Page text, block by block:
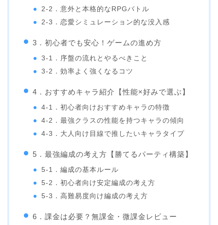
2-2．意外と本格的なRPGバトル
2-3．恋愛シミュレーション的な没入感
3．初心者でも安心！ゲームの進め方
3-1．序盤の流れとやるべきこと
3-2．効率よく強くなるコツ
4．おすすめキャラ紹介【性能×好みで選ぶ】
4-1．初心者向けおすすめキャラの特徴
4-2．最強クラスの性能を持つキャラの傾向
4-3．大人向け目線で推したいキャラタイプ
5．最強編成の考え方【勝てるパーティ構築】
5-1．編成の基本ルール
5-2．初心者向け安定編成の考え方
5-3．高難易度向け編成の考え方
6．課金は必要？無課金・微課金レビュー